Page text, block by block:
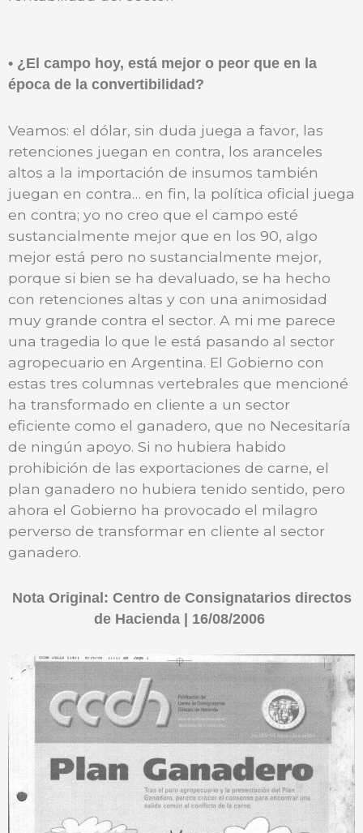
• ¿El campo hoy, está mejor o peor que en la
época de la convertibilidad?
Veamos: el dólar, sin duda juega a favor, las
retenciones juegan en contra, los aranceles
altos a la importación de insumos también
juegan en contra… en fin, la política oficial juega
en contra; yo no creo que el campo esté
sustancialmente mejor que en los 90, algo
mejor está pero no sustancialmente mejor,
porque si bien se ha devaluado, se ha hecho
con retenciones altas y con una animosidad
muy grande contra el sector. A mi me parece
una tragedia lo que le está pasando al sector
agropecuario en Argentina. El Gobierno con
estas tres columnas vertebrales que mencioné
ha transformado en cliente a un sector
eficiente como el ganadero, que no Necesitaría
de ningún apoyo. Si no hubiera habido
prohibición de las exportaciones de carne, el
plan ganadero no hubiera tenido sentido, pero
ahora el Gobierno ha provocado el milagro
perverso de transformar en cliente al sector
ganadero.
Nota Original: Centro de Consignatarios directos
de Hacienda | 16/08/2006